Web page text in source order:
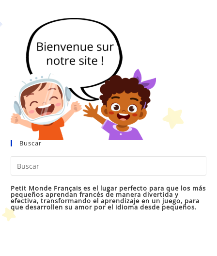
Buscar
Petit Monde Français es el lugar perfecto para que los más
pequeños aprendan francés de manera divertida y
efectiva, transformando el aprendizaje en un juego, para
que desarrollen su amor por el idioma desde pequeños.